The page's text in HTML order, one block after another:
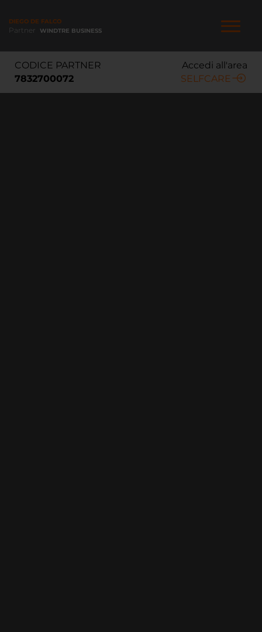
contenuto
DIEGO DE FALCO
Partner WINDTRE BUSINESS
CODICE PARTNER
7832700072
Accedi all'area
SELFCARE
NAVIGAZIONE
PRINCIPALE